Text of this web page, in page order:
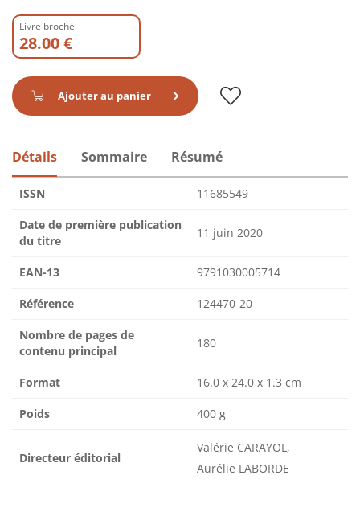
Livre broché
28.00 €
Ajouter au panier
Détails Sommaire Résumé
ISSN 11685549
Date de première publication
du titre
11 juin 2020
EAN-13 9791030005714
Référence 124470-20
Nombre de pages de
contenu principal
180
Format 16.0 x 24.0 x 1.3 cm
Poids 400 g
Directeur éditorial
Valérie CARAYOL,
Aurélie LABORDE